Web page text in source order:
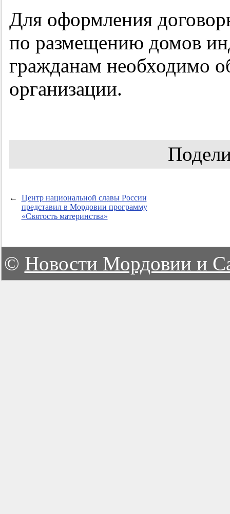
Для оформления
по размещению домов
гражданам необходимо
организации.
←
Центр национальной славы России
представил в Мордовии программу
«Святость материнства»
© Новости Мордовии и